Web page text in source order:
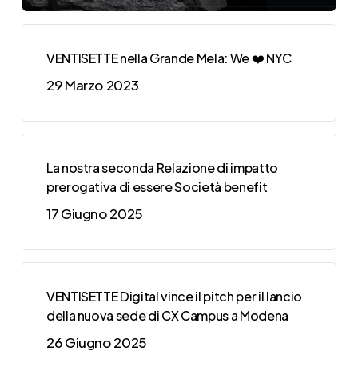
VENTISETTE nella Grande Mela: We ❤️ NYC
29 Marzo 2023
La nostra seconda Relazione di impatto
prerogativa di essere Società benefit
17 Giugno 2025
VENTISETTE Digital vince il pitch per il lancio
della nuova sede di CX Campus a Modena
26 Giugno 2025